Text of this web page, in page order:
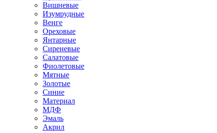
Вишневые
Изумрудные
Венге
Ореховые
Янтарные
Сиреневые
Салатовые
Фиолетовые
Мятные
Золотые
Синие
Материал
МДФ
Эмаль
Акрил